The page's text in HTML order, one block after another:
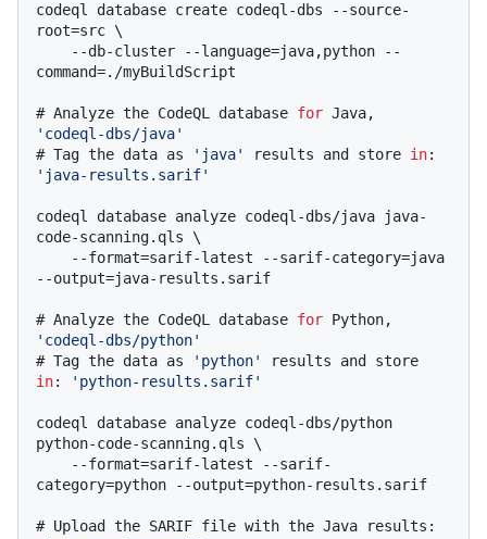
codeql database create codeql-dbs --source-
root=src \
# Analyze the CodeQL database for
'codeql-dbs/java'
# Tag the data as 'java' results and store in
'java-results.sarif'
codeql database analyze codeql-dbs/java java-
code-scanning.qls \
# Analyze the CodeQL database for
'codeql-dbs/python'
# Tag the data as 'python'
in: 'python-results.sarif'
codeql database analyze codeql-dbs/python
python-code-scanning.qls \
#